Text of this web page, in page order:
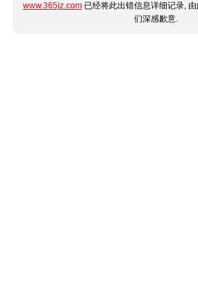
www.365jz.com 已经将此出错信息详细记录,
们深感歉意.